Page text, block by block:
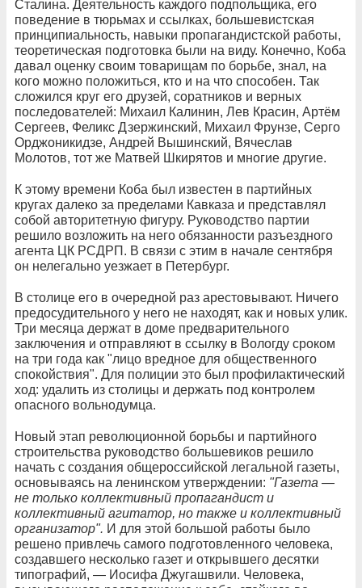
Сталина. Деятельность каждого подпольщика, его
поведение в тюрьмах и ссылках, большевистская
принципиальность, навыки пропагандистской работы,
теоретическая подготовка были на виду. Конечно, Коба
давал оценку своим товарищам по борьбе, знал, на
кого можно положиться, кто и на что способен. Так
сложился круг его друзей, соратников и верных
последователей: Михаил Калинин, Лев Красин, Артём
Сергеев, Феликс Дзержинский, Михаил Фрунзе, Серго
Орджоникидзе, Андрей Вышинский, Вячеслав
Молотов, тот же Матвей Шкирятов и многие другие.
К этому времени Коба был известен в партийных
кругах далеко за пределами Кавказа и представлял
собой авторитетную фигуру. Руководство партии
решило возложить на него обязанности разъездного
агента ЦК РСДРП. В связи с этим в начале сентября
он нелегально уезжает в Петербург.
В столице его в очередной раз арестовывают. Ничего
предосудительного у него не находят, как и новых улик.
Три месяца держат в доме предварительного
заключения и отправляют в ссылку в Вологду сроком
на три года как "лицо вредное для общественного
спокойствия". Для полиции это был профилактический
ход: удалить из столицы и держать под контролем
опасного вольнодумца.
Новый этап революционной борьбы и партийного
строительства руководство большевиков решило
начать с создания общероссийской легальной газеты,
основываясь на ленинском утверждении: "Газета —
не только коллективный пропагандист и
коллективный агитатор, но также и коллективный
организатор". И для этой большой работы было
решено привлечь самого подготовленного человека,
создавшего несколько газет и открывшего десятки
типографий, — Иосифа Джугашвили. Человека,